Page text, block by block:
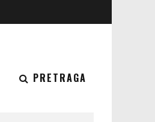
PRETRAGA